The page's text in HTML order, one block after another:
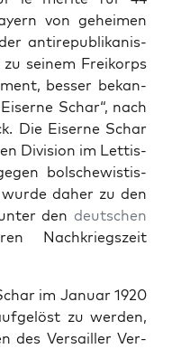
von geheimen
anti­re­pub­likanis­
seinem Freiko­rps
bess­er bekan­
Schar“, nach
Die Eis­erne Schar
Divi­sion im Let­tis­
bolschewis­tis­
daher zu den
den deutschen
Nachkriegszeit
im Jan­u­ar 1920
zu wer­den,
des Ver­sailler Ver­